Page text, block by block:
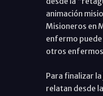
animación
Misioneros en
enfermo
otros
Para finalizar
relatan desde